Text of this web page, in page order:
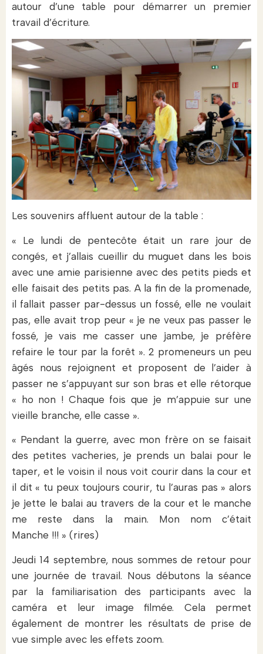
autour d’une table pour démarrer un premier
travail d’écriture.
Les souvenirs affluent autour de la table :
« Le lundi de pentecôte était un rare jour de
congés, et j’allais cueillir du muguet dans les bois
avec une amie parisienne avec des petits pieds et
elle faisait des petits pas. A la fin de la promenade,
il fallait passer par-dessus un fossé, elle ne voulait
pas, elle avait trop peur « je ne veux pas passer le
fossé, je vais me casser une jambe, je préfère
refaire le tour par la forêt ». 2 promeneurs un peu
âgés nous rejoignent et proposent de l’aider à
passer ne s’appuyant sur son bras et elle rétorque
« ho non ! Chaque fois que je m’appuie sur une
vieille branche, elle casse ».
« Pendant la guerre, avec mon frère on se faisait
des petites vacheries, je prends un balai pour le
taper, et le voisin il nous voit courir dans la cour et
il dit « tu peux toujours courir, tu l’auras pas » alors
je jette le balai au travers de la cour et le manche
me reste dans la main. Mon nom c’était
Manche !!! » (rires)
Jeudi 14 septembre, nous sommes de retour pour
une journée de travail. Nous débutons la séance
par la familiarisation des participants avec la
caméra et leur image filmée. Cela permet
également de montrer les résultats de prise de
vue simple avec les effets zoom.